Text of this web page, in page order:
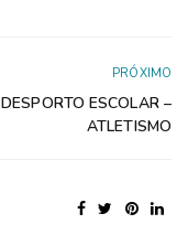
PRÓXIMO
DESPORTO ESCOLAR –
ATLETISMO